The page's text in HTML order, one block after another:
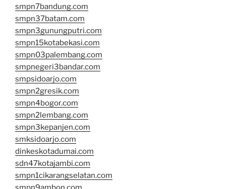
smpn7bandung.com
smpn37batam.com
smpn3gunungputri.com
smpn15kotabekasi.com
smpn03palembang.com
smpnegeri3bandar.com
smpsidoarjo.com
smpn2gresik.com
smpn4bogor.com
smpn2lembang.com
smpn3kepanjen.com
smksidoarjo.com
dinkeskotadumai.com
sdn47kotajambi.com
smpn1cikarangselatan.com